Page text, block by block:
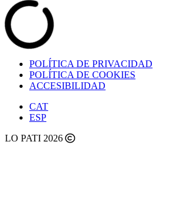
POLÍTICA DE PRIVACIDAD
POLÍTICA DE COOKIES
ACCESIBILIDAD
CAT
ESP
LO PATI 2026